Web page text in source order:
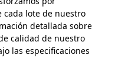
cada lote de nuestro
detallada sobre
calidad de nuestro
las especificaciones